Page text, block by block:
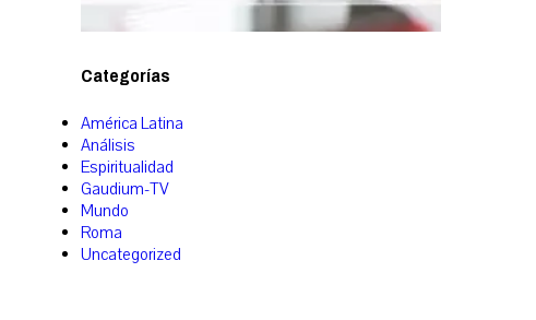
Categorías
América Latina
Análisis
Espiritualidad
Gaudium-TV
Mundo
Roma
Uncategorized